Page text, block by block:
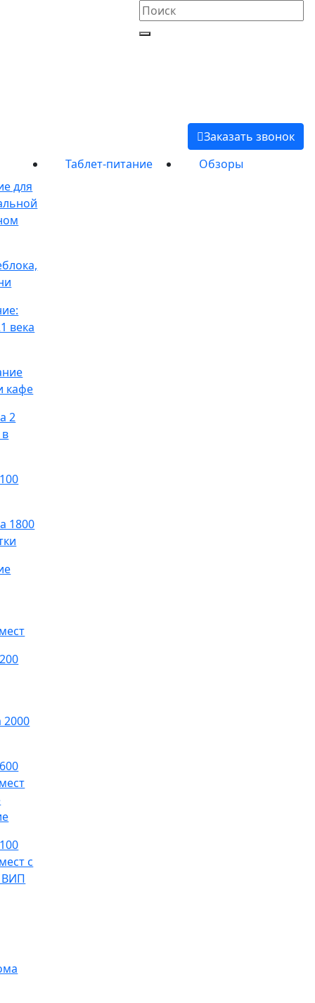
Заказать звонок
для
века
кафе
2
1800
с
ВИП
Таблет-питание Обзоры